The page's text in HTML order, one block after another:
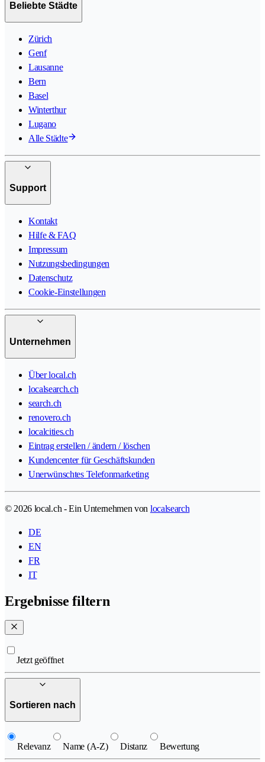
Beliebte Städte
Zürich
Genf
Lausanne
Bern
Basel
Winterthur
Lugano
Alle Städte
Support
Kontakt
Hilfe & FAQ
Impressum
Nutzungsbedingungen
Datenschutz
Cookie-Einstellungen
Unternehmen
Über local.ch
localsearch.ch
search.ch
renovero.ch
localcities.ch
Eintrag erstellen / ändern / löschen
Kundencenter für Geschäftskunden
Unerwünschtes Telefonmarketing
© 2026 local.ch - Ein Unternehmen von localsearch
DE
EN
FR
IT
Ergebnisse filtern
Jetzt geöffnet
Sortieren nach
Relevanz Name (A-Z) Distanz Bewertung